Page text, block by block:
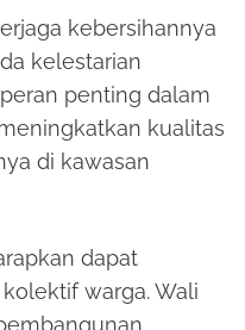
kebersihannya
kelestarian
penting dalam
kualitas
di kawasan
dapat
warga. Wali